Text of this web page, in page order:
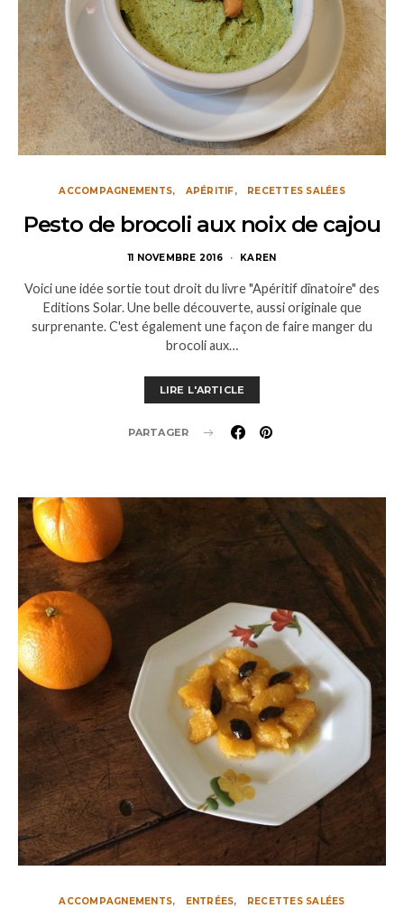
ACCOMPAGNEMENTS APÉRITIF RECETTES SALÉES
Pesto de brocoli aux noix de cajou
11 NOVEMBRE 2016 KAREN
Voici une idée sortie tout droit du livre "Apéritif dînatoire" des
Editions Solar. Une belle découverte, aussi originale que
surprenante. C'est également une façon de faire manger du
brocoli aux…
LIRE L'ARTICLE
PARTAGER
ACCOMPAGNEMENTS ENTRÉES RECETTES SALÉES